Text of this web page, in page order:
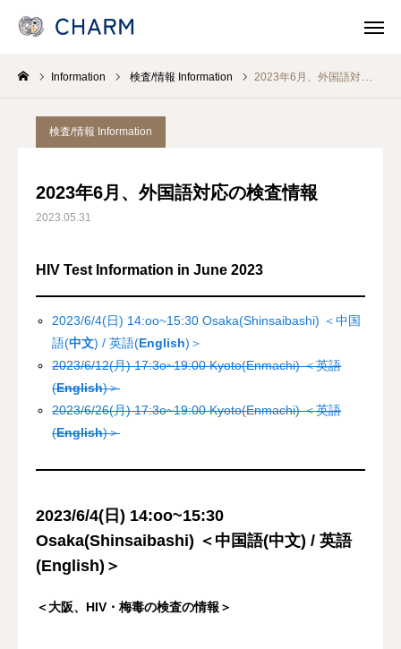
Information 検査/情報 Information 2023年6月、外国語対応の検査情報
検査/情報 Information
2023年6月、外国語対応の検査情報
2023.05.31
HIV Test Information in June 2023
2023/6/4(日) 14:oo~15:30 Osaka(Shinsaibashi) ＜中国
語(中文) / 英語(English)＞
2023/6/12(月) 17:3o~19:00 Kyoto(Enmachi) ＜英語
(English)＞
2023/6/26(月) 17:3o~19:00 Kyoto(Enmachi) ＜英語
(English)＞
2023/6/4(日) 14:oo~15:30
Osaka(Shinsaibashi) ＜中国語(中文) / 英語
(English)＞
＜大阪、HIV・梅毒の検査の情報＞
News
Telephone Consult
各事業 Program
医療機関・保健所/保健福祉センターのみなさま
支援/参加
資料館 Archive room